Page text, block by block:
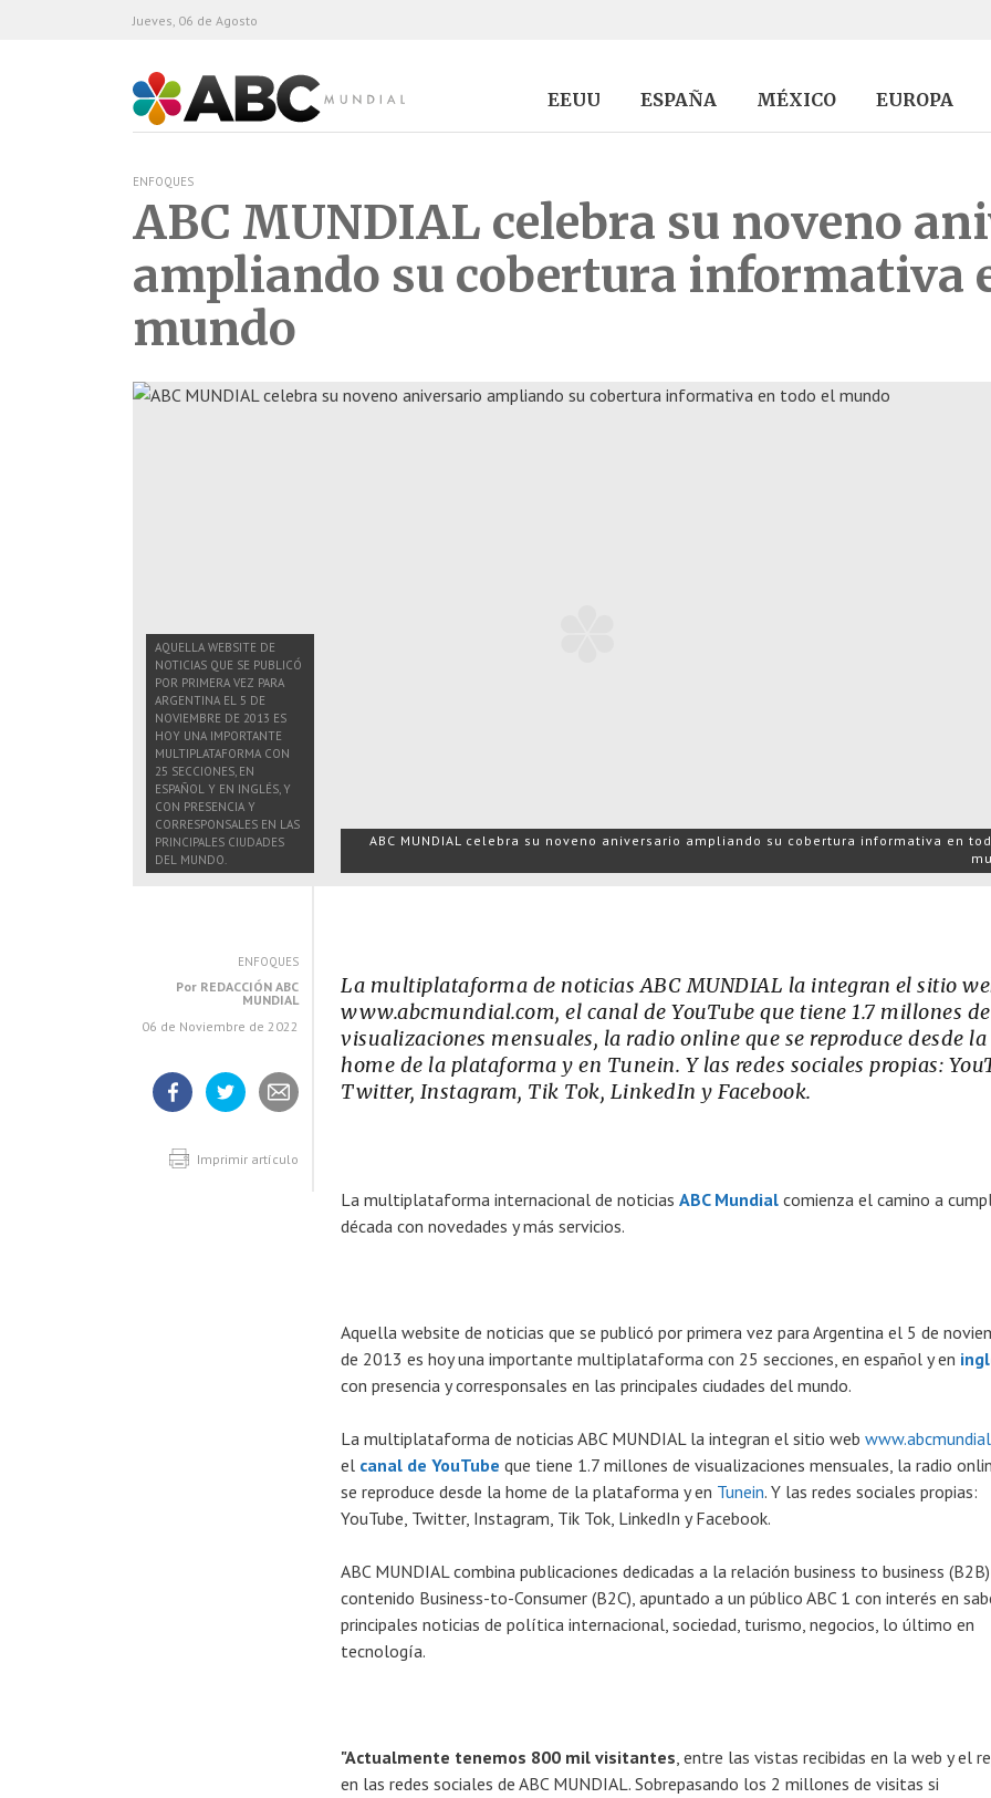
ABC Mundial
EEUU ESPAÑA MÉXICO EUROPA
Jueves, 06 de Agosto
ENFOQUES
ABC MUNDIAL celebra su noveno
ampliando su cobertura informativa
mundo
AQUELLA WEBSITE DE
NOTICIAS QUE SE PUBLICÓ
POR PRIMERA VEZ PARA
ARGENTINA EL 5 DE
NOVIEMBRE DE 2013 ES
HOY UNA IMPORTANTE
MULTIPLATAFORMA CON
25 SECCIONES, EN
ESPAÑOL Y EN INGLÉS, Y
CON PRESENCIA Y
CORRESPONSALES EN LAS
PRINCIPALES CIUDADES
DEL MUNDO.
ABC MUNDIAL celebra su noveno aniversario ampliando su cobertura informativa en
ENFOQUES
Por REDACCIÓN ABC
MUNDIAL
06 de Noviembre de 2022
en
FacebookTwitter
Imprimir artículo
La multiplataforma de noticias ABC MUNDIAL la integran el sitio
www.abcmundial.com, el canal de YouTube que tiene 1.7 millones de
visualizaciones mensuales, la radio online que se reproduce desde la
home de la plataforma y en Tunein. Y las redes sociales propias:
Twitter, Instagram, Tik Tok, LinkedIn y Facebook.
La multiplataforma internacional de noticias ABC Mundial comienza el camino a
década con novedades y más servicios.
Aquella website de noticias que se publicó por primera vez para Argentina el 5 de
de 2013 es hoy una importante multiplataforma con 25 secciones, en español y en
con presencia y corresponsales en las principales ciudades del mundo.
La multiplataforma de noticias ABC MUNDIAL la integran el sitio web
el canal de YouTube que tiene 1.7 millones de visualizaciones mensuales, la radio
se reproduce desde la home de la plataforma y en Tunein. Y las redes sociales propias:
YouTube, Twitter, Instagram, Tik Tok, LinkedIn y Facebook.
ABC MUNDIAL combina publicaciones dedicadas a la relación business to business
contenido Business-to-Consumer (B2C), apuntado a un público ABC 1 con interés en
principales noticias de política internacional, sociedad, turismo, negocios, lo último en
tecnología.
"Actualmente tenemos 800 mil visitantes, entre las vistas recibidas en la web y el
en las redes sociales de ABC MUNDIAL. Sobrepasando los 2 millones de visitas si